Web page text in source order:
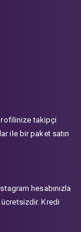
takipçi
ile bir paket satın
hesabınızla
ücretsizdir. Kredi